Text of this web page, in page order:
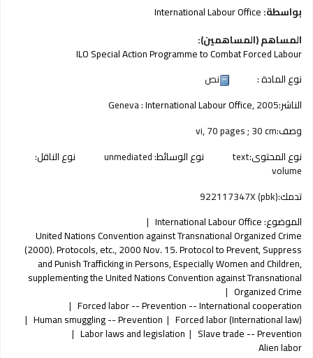
بواسطة:International Labour Office
المساهم (المساهمين):
ILO Special Action Programme to Combat Forced Labour
نوع المادة :
نص
الناشر:
Geneva :International Labour Office,2005
وصف:vi, 70 pages ; 30 cm
نوع المحتوى:text نوع الوسائط:unmediated نوع الناقل:
volume
تدمك:922117347X (pbk)
الموضوع:International Labour Office
United Nations Convention against Transnational Organized Crime
(2000). Protocols, etc., 2000 Nov. 15. Protocol to Prevent, Suppress
and Punish Trafficking in Persons, Especially Women and Children,
supplementing the United Nations Convention against Transnational
Organized Crime
Forced labor -- Prevention -- International cooperation
Forced labor (International law)
Human smuggling -- Prevention
Slave trade -- Prevention
Labor laws and legislation
Alien labor